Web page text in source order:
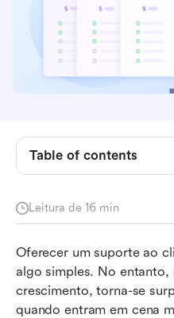
Leitura de 16 min
Oferecer um suporte ao
algo simples. No entanto,
crescimento, torna-se
quando entram em cena
Table of contents
O que é o Freshdesk?
Preços da suíte
atendimento ao cliente
atendimento ao cliente
opcionais
Qual plano de preços
cada tipo de equipe